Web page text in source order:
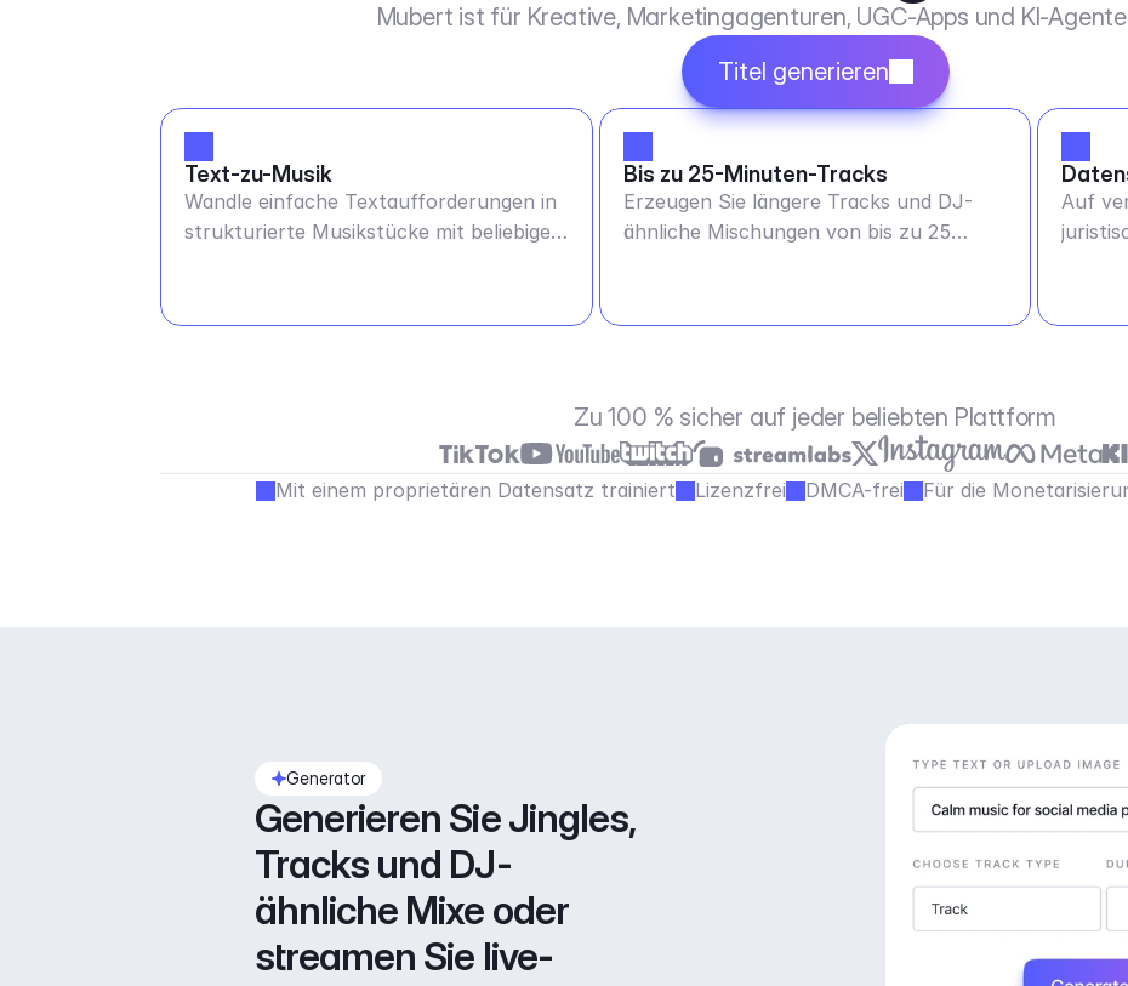
Mubert ist für Kreative, Marketingagenturen, UGC-Apps und KI-
Titel generieren
Text-zu-Musik
Wandle einfache Textaufforderungen in
strukturierte Musikstücke mit beliebiger
Bis zu 25-Minuten-Tracks
Erzeugen Sie längere Tracks und DJ-
ähnliche Mischungen von bis zu 25
Auf
Zu 100 % sicher auf jeder beliebten Plattform
Mit einem proprietären Datensatz trainiert Lizenzfrei DMCA-frei Für die
Generator
Generieren Sie Jingles,
Tracks und DJ-
ähnliche Mixe oder
streamen Sie live-